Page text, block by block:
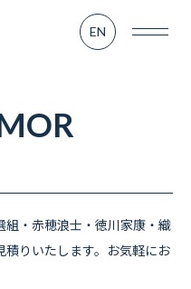
EN
・赤穂浪士・徳川家康・織
りいたします。お気軽にお